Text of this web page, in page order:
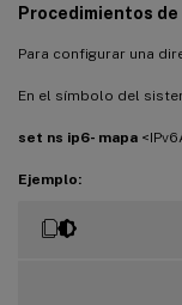
Procedimientos de
Para configurar una
En el símbolo del
set ns ip6- mapa
Ejemplo: